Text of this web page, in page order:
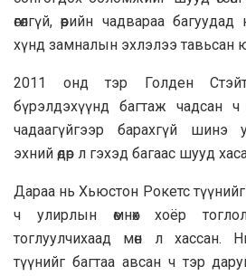
өгөлгүй, өөрийн чадвараа
хүнд замналын эхлэлээ тавьсан
2011 онд тэр Голден
бүрэлдэхүүнд багтаж чадсан
чадаагүйгээр барахгүй шинэ
эхний өдөр л гэхэд багаас шууд
Дараа нь Хьюстон Рокетс
ч улирлын өмнөх хоёр
тоглуулчихаад мөн л хассан.
түүнийг багтаа авсан ч тэр